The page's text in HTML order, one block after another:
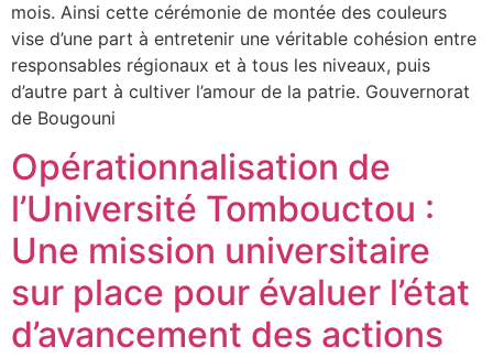
mois. Ainsi cette cérémonie de montée des couleurs
vise d’une part à entretenir une véritable cohésion entre
responsables régionaux et à tous les niveaux, puis
d’autre part à cultiver l’amour de la patrie. Gouvernorat
de Bougouni
Opérationnalisation de
l’Université Tombouctou :
Une mission universitaire
sur place pour évaluer l’état
d’avancement des actions